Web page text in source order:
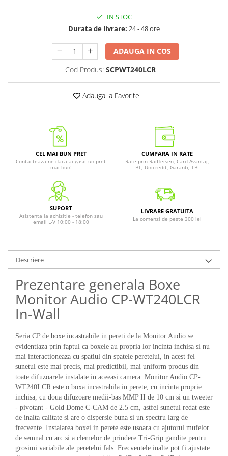
IN STOC
Durata de livrare: 24 - 48 ore
ADAUGA IN COS
Cod Produs: SCPWT240LCR
Adauga la Favorite
CEL MAI BUN PRET
Contacteaza-ne daca ai gasit un pret
mai bun!
CUMPARA IN RATE
Rate prin Raiffeisen, Card Avantaj,
BT, Unicredit, Garanti, TBI
SUPORT
Asistenta la achizitie - telefon sau
email L-V 10:00 - 18:00
LIVRARE GRATUITA
La comenzi de peste 300 lei
Descriere
Prezentare generala Boxe
Monitor Audio CP-WT240LCR
In-Wall
Seria CP de boxe incastrabile in pereti de la Monitor Audio se
evidentiaza prin faptul ca boxele au propria lor incinta inchisa si nu
mai interactioneaza cu spatiul din spatele peretelui, in acest fel
sunetul este mai precis, mai predictibil, mai uniform produs din
toate difuzoarele instalate in aceeasi camera. Monitor Audio CP-
WT240LCR este o boxa incastrabila in perete, cu incinta proprie
inchisa, cu doua difuzoare medii-bas MMP II de 10 cm si un tweeter
- pivotant - Gold Dome C-CAM de 2.5 cm, astfel sunetul redat este
de inalta calitate si are o dispersie buna si un spectru larg de
frecvente. Instalarea boxei in perete este usoara cu ajutorul mufelor
de semnal cu arc si a clemelor de prindere Tri-Grip gandite pentru
grosimi variabile ale peretelui fals. Frecventele inalte pot fi ajustate